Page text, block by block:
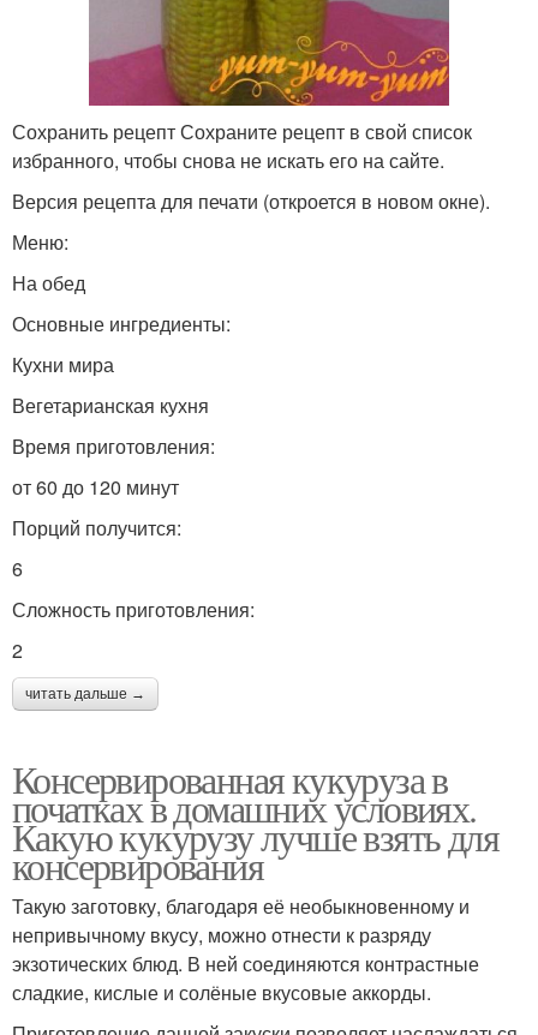
Сохранить рецепт Сохраните рецепт в свой список
избранного, чтобы снова не искать его на сайте.
Версия рецепта для печати (откроется в новом окне).
Меню:
На обед
Основные ингредиенты:
Кухни мира
Вегетарианская кухня
Время приготовления:
от 60 до 120 минут
Порций получится:
6
Сложность приготовления:
2
читать дальше →
Консервированная кукуруза в
початках в домашних условиях.
Какую кукурузу лучше взять для
консервирования
Такую заготовку, благодаря её необыкновенному и
непривычному вкусу, можно отнести к разряду
экзотических блюд. В ней соединяются контрастные
сладкие, кислые и солёные вкусовые аккорды.